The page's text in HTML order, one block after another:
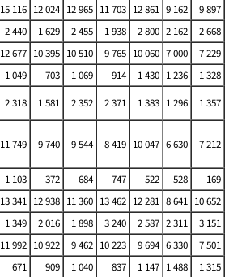
15 116 12 024 12 965 11 703 12 861 9 162
9 897
2 440 1 629 2 455 1 938 2 800 2 162
2 668
12 677 10 395 10 510 9 765 10 060 7 000
7 229
1 049 703 1 069 914 1 430 1 236
1 328
2 318 1 581 2 352 2 371 1 383 1 296
1 357
11 749 9 740 9 544 8 419 10 047 6 630 7 212
1 103 372 684 747 522 528
169
13 341 12 938 11 360 13 462 12 281 8 641 10 652
1 349 2 016 1 898 3 240 2 587 2 311
3 151
11 992 10 922 9 462 10 223 9 694 6 330
7 501
671 909 1 040 837 1 147 1 488
1 315